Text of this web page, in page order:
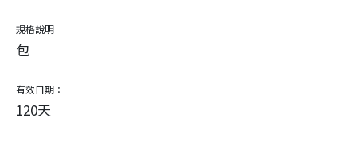
規格說明
包
有效日期：
120天